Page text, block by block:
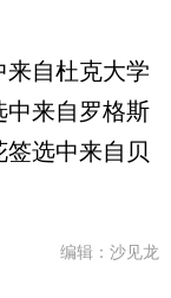
自杜克大学
中来自罗格斯
签选中来自贝
编辑：沙见龙